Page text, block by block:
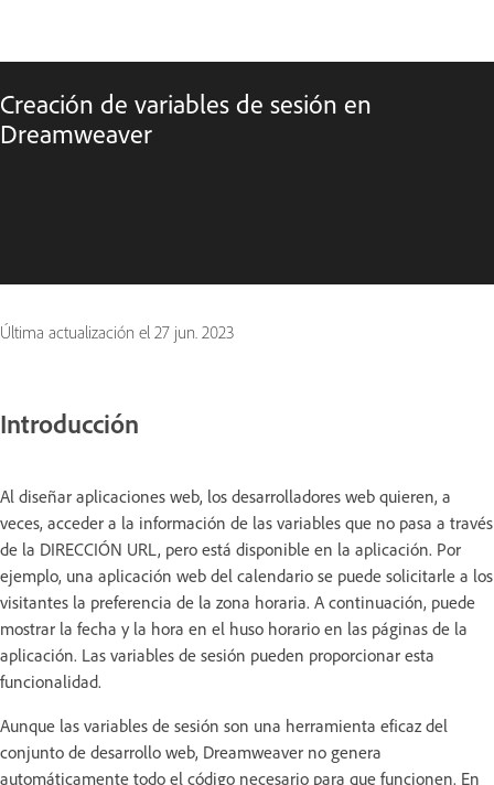
Creación de variables de sesión en
Dreamweaver
Última actualización el 27 jun. 2023
Introducción
Al diseñar aplicaciones web, los desarrolladores web quieren, a
veces, acceder a la información de las variables que no pasa a través
de la DIRECCIÓN URL, pero está disponible en la aplicación. Por
ejemplo, una aplicación web del calendario se puede solicitarle a los
visitantes la preferencia de la zona horaria. A continuación, puede
mostrar la fecha y la hora en el huso horario en las páginas de la
aplicación. Las variables de sesión pueden proporcionar esta
funcionalidad.
Aunque las variables de sesión son una herramienta eficaz del
conjunto de desarrollo web, Dreamweaver no genera
automáticamente todo el código necesario para que funcionen. En